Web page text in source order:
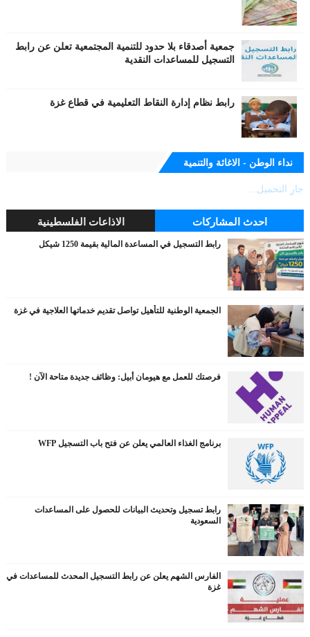
جمعية أصدقاء بلا حدود للتنمية المجتمعية تعلن عن رابط
التسجيل للمساعدات النقدية
رابط نظام إدارة النقاط التعليمية في قطاع غزة
نداء الوطن - الاغاثة والتنمية
جارٍ التحميل...
احدث المشاركات الاذاعات الفلسطينية
رابط التسجيل في المساعدة المالية بقيمة 1250 شيكل
الجمعية الوطنية للتأهيل تواصل تقديم خدماتها العلاجية في غزة
فرصتك للعمل مع هيومان أبيل: وظائف جديدة متاحة الآن !
برنامج الغذاء العالمي يعلن عن فتح باب التسجيل WFP
رابط تسجيل وتحديث البيانات للحصول على المساعدات
السعودية
الفارس الشهم يعلن عن رابط التسجيل المحدث للمساعدات في
غزة